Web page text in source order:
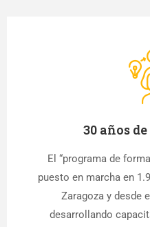
30 años
El “programa de
puesto en marcha en
Zaragoza y desde
desarrollando